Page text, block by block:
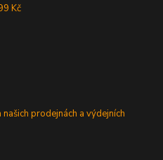
Kč
prodejnách a výdejních